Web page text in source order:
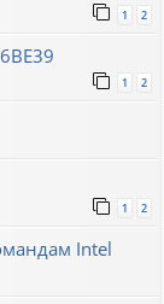
1 2
1 2
1 2
Intel